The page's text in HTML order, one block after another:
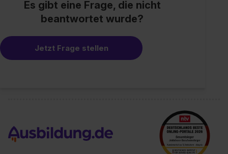
Es gibt eine Frage, die nicht
beantwortet wurde?
Jetzt Frage stellen